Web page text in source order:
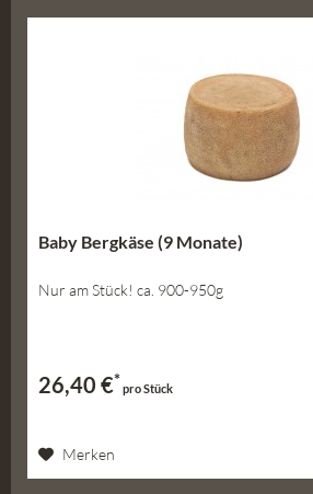
Baby Bergkäse (9 Monate)
Nur am Stück! ca. 900-950g
26,40 €*pro Stück
Merken